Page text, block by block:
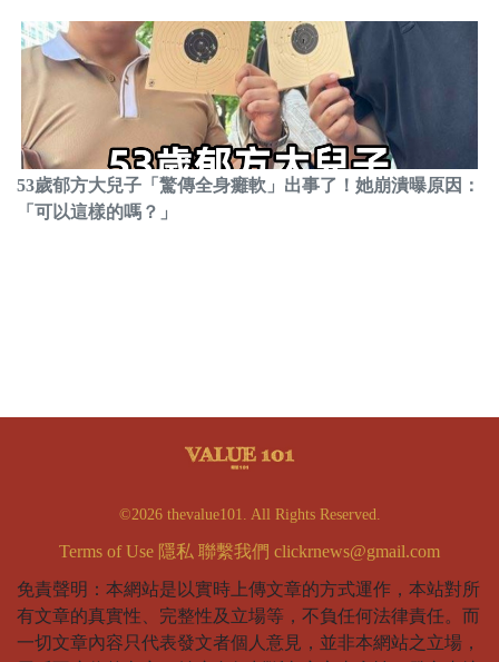
53歲郁方大兒子「驚傳全身癱軟」出事了！她崩潰曝原因：
「可以這樣的嗎？」
©2026 thevalue101. All Rights Reserved.
Terms of Use 隱私 聯繫我們 clickrnews@gmail.com
免責聲明：本網站是以實時上傳文章的方式運作，本站對所
有文章的真實性、完整性及立場等，不負任何法律責任。而
一切文章內容只代表發文者個人意見，並非本網站之立場，